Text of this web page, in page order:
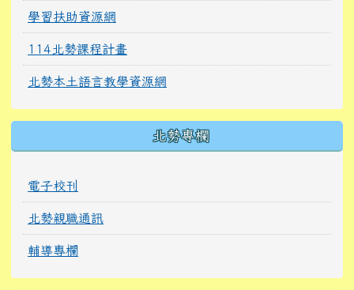
學習扶助資源網
114北勢課程計畫
北勢本土語言教學資源網
北勢專欄
電子校刊
北勢親職通訊
輔導專欄